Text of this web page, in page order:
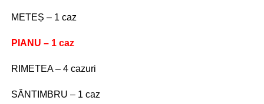
METEȘ – 1 caz
PIANU – 1 caz
RIMETEA – 4 cazuri
SÂNTIMBRU – 1 caz